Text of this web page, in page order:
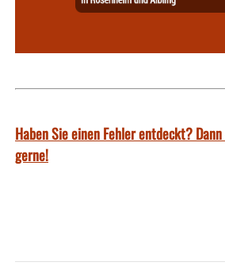
Haben Sie einen Fehler entdeckt?
gerne!